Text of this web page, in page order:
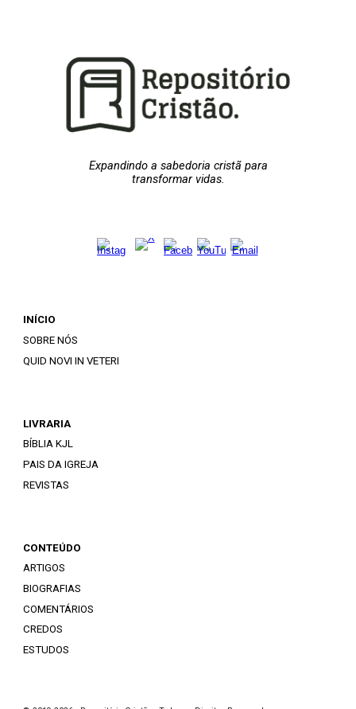
Expandindo a sabedoria cristã para
transformar vidas.
INÍCIO
SOBRE NÓS
QUID NOVI IN VETERI
LIVRARIA
BÍBLIA KJL
PAIS DA IGREJA
REVISTAS
CONTEÚDO
ARTIGOS
BIOGRAFIAS
COMENTÁRIOS
CREDOS
ESTUDOS